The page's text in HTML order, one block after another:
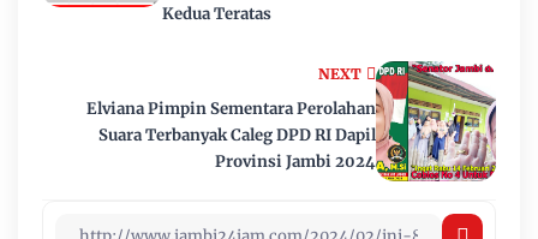
NEXT
Elviana Pimpin Sementara Perolahan
Suara Terbanyak Caleg DPD RI Dapil
Provinsi Jambi 2024
Kedua Teratas